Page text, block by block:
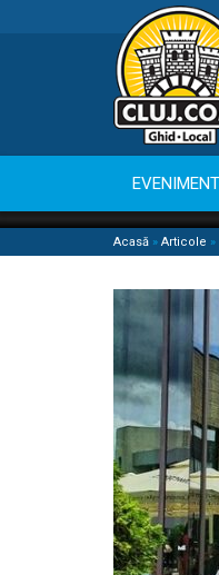
Acasă » Articole »